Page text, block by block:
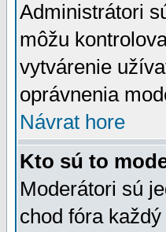
Administrátori
môžu
vytvárenie
oprávnenia
Návrat hore
Kto sú to
Moderátori sú
chod fóra